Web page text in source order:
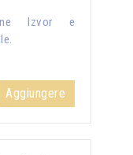
Izvor e
Aggiungere